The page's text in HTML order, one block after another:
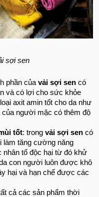
sợi sen
phần của vải sợi sen có
và có lợi cho sức khỏe
axit amin tốt cho da như
của người mặc có thêm độ
tốt: trong vải sợi sen có
làm tăng cường năng
nhân tố độc hại từ đó khử
con người luôn được khô
hại và hạn chế được các
cả các sản phẩm thời